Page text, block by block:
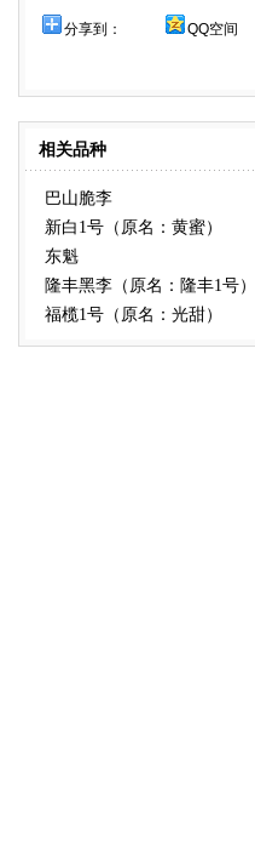
分享到： QQ空间
相关品种
巴山脆李
新白1号（原名：黄蜜）
东魁
隆丰黑李（原名：隆丰1号）
福榄1号（原名：光甜）